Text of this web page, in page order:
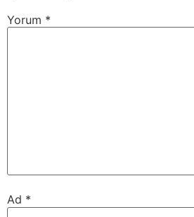
Yorum *
Ad *